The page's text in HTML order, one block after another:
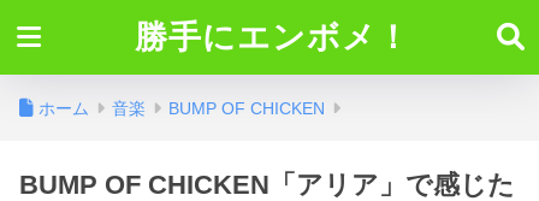
勝手にエンボメ！
ホーム 音楽 BUMP OF CHICKEN
BUMP OF CHICKEN「アリア」で感じた